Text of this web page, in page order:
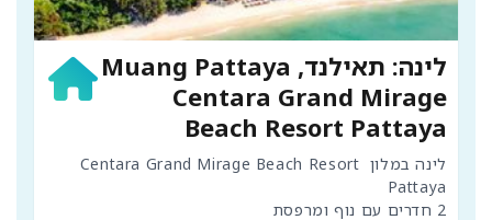
לינה: תאילנד, Muang Pattaya
Centara Grand Mirage
Beach Resort Pattaya
לינה במלון Centara Grand Mirage Beach Resort